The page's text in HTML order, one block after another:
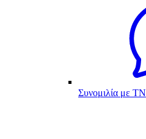
Συνομιλία με ΤΝ